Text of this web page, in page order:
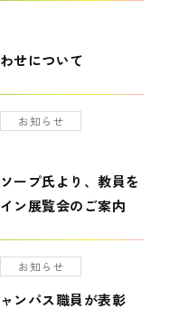
せについて
お知らせ
ープ氏より、教員を
ン展覧会のご案内
お知らせ
ンパス職員が表彰